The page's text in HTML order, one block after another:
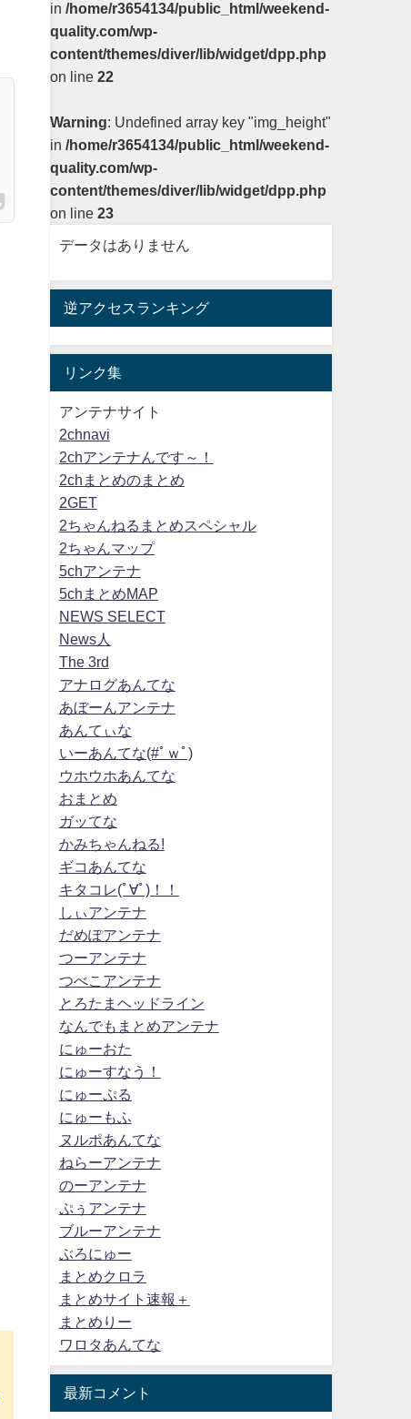
in /home/r3654134/public_html/weekend-
quality.com/wp-
content/themes/diver/lib/widget/dpp.php
on line 22
Warning: Undefined array key "img_height"
in /home/r3654134/public_html/weekend-
quality.com/wp-
content/themes/diver/lib/widget/dpp.php
on line 23
データはありません
逆アクセスランキング
リンク集
アンテナサイト
2chnavi
2chアンテナんです～！
2chまとめのまとめ
2GET
2ちゃんねるまとめスペシャル
2ちゃんマップ
5chアンテナ
5chまとめMAP
NEWS SELECT
News人
The 3rd
アナログあんてな
あぼーんアンテナ
あんてぃな
いーあんてな(#ﾟｗﾟ)
ウホウホあんてな
おまとめ
ガッてな
かみちゃんねる!
ギコあんてな
キタコレ(ﾟ∀ﾟ)！！
しぃアンテナ
だめぽアンテナ
つーアンテナ
つべこアンテナ
とろたまヘッドライン
なんでもまとめアンテナ
にゅーおた
にゅーすなう！
にゅーぷる
にゅーもふ
ヌルポあんてな
ねらーアンテナ
のーアンテナ
ぷぅアンテナ
ブルーアンテナ
ぶろにゅー
まとめクロラ
まとめサイト速報＋
まとめりー
ワロタあんてな
最新コメント